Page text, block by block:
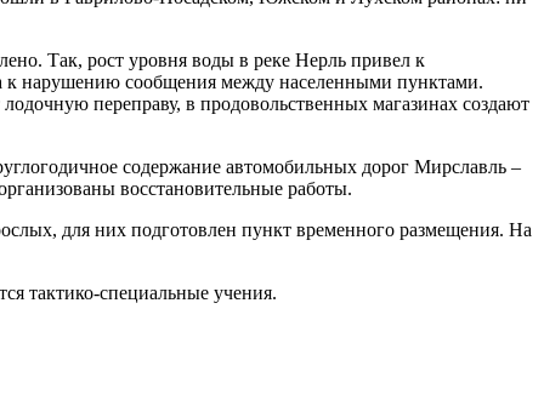
Так, рост уровня воды в реке Нерль привел к
к нарушению сообщения между населенными пунктами.
переправу, в продовольственных магазинах создают
содержание автомобильных дорог Мирславль –
восстановительные работы.
для них подготовлен пункт временного размещения. На
тактико-специальные учения.